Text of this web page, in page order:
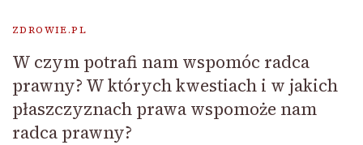
ZDROWIE.PL
W czym potrafi nam wspomóc radca
prawny? W których kwestiach i w jakich
płaszczyznach prawa wspomoże nam
radca prawny?